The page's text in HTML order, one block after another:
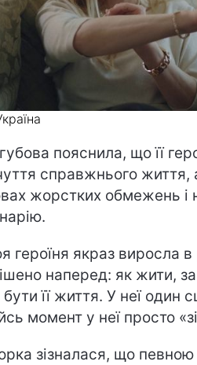
пояснила, що її
справжнього
жорстких обмежень і
героїня якраз виросла
наперед: як жити,
її життя. У неї один
момент у неї просто
зізналася, що